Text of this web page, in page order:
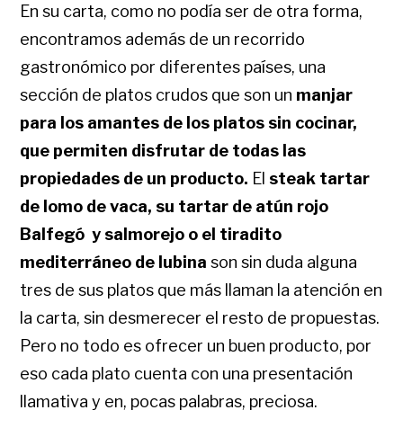
En su carta, como no podía ser de otra forma,
encontramos además de un recorrido
gastronómico por diferentes países, una
sección de platos crudos que son un manjar
para los amantes de los platos sin cocinar,
que permiten disfrutar de todas las
propiedades de un producto. El steak tartar
de lomo de vaca, su tartar de atún rojo
Balfegó y salmorejo o el tiradito
mediterráneo de lubina son sin duda alguna
tres de sus platos que más llaman la atención en
la carta, sin desmerecer el resto de propuestas.
Pero no todo es ofrecer un buen producto, por
eso cada plato cuenta con una presentación
llamativa y en, pocas palabras, preciosa.